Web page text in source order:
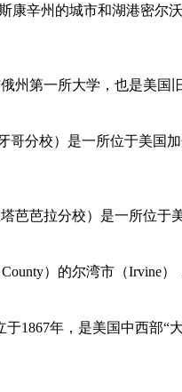
辛州的城市和湖港密尔
第一所大学，也是美国
哥分校）是一所位于美
芭芭拉分校）是一所位
）的尔湾市（Irvine
1867年，是美国中西部“